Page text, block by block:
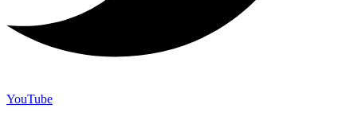
YouTube